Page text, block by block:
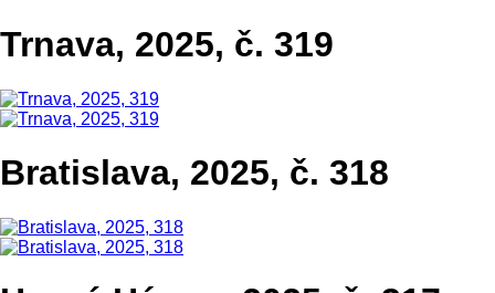
Trnava, 2025, č. 319
Bratislava, 2025, č. 318